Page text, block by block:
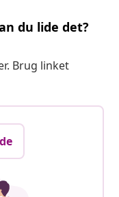
du lide det?
Brug linket